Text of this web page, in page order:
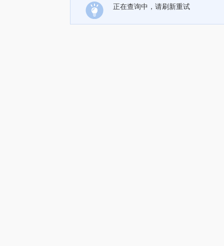
正在查询中，请刷新重试